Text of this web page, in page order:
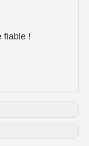
fiable !